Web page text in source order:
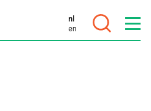
nl
en